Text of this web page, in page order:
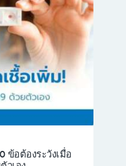
ข้อต้องระวังเมื่อ